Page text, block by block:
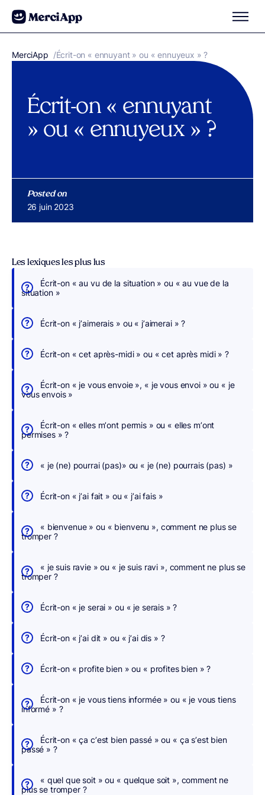
Aller au contenu
MerciApp correcteur orthographe
/Écrit-on « ennuyant » ou « ennuyeux » ?
Écrit-on « ennuyant
» ou « ennuyeux » ?
Posted on
Publié le
26 juin 2023
É
r
i
v
e
s
s
h
r
h
e
,
n
u
c
r
i
g
o
p
Les lexiques les plus lus
Écrit-on « au vu de la situation » ou « au vue de la
situation »
Écrit-on « j’aimerais » ou « j’aimerai » ?
Écrit-on « cet après-midi » ou « cet après midi » ?
Écrit-on « je vous envoie », « je vous envoi » ou « je
vous envois »
Écrit-on « elles m’ont permis » ou « elles m’ont
permises » ?
« je (ne) pourrai (pas)» ou « je (ne) pourrais (pas) »
Écrit-on « j’ai fait » ou « j’ai fais »
« bienvenue » ou « bienvenu », comment ne plus se
tromper ?
« je suis ravie » ou « je suis ravi », comment ne plus se
tromper ?
Écrit-on « je serai » ou « je serais » ?
Écrit-on « j’ai dit » ou « j’ai dis » ?
Écrit-on « profite bien » ou « profites bien » ?
Écrit-on « je vous tiens informée » ou « je vous tiens
informé » ?
Écrit-on « ça c’est bien passé » ou « ça s’est bien
passé » ?
« quel que soit » ou « quelque soit », comment ne
plus se tromper ?